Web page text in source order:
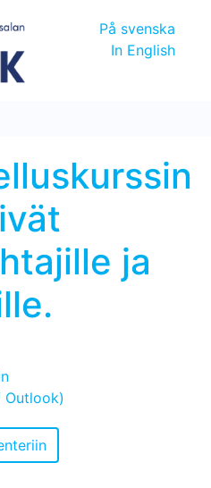
På svenska
In English
ja
Outlook)